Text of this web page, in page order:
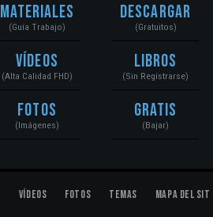
Materiales
(Guía Trabajo)
Vídeos
(Alta Calidad FHD)
Fotos
(Imágenes)
Descargar
(Gratuitos)
Libros
(Sin Registrarse)
Gratis
(Bajar)
Vídeos Fotos Temas Mapa del